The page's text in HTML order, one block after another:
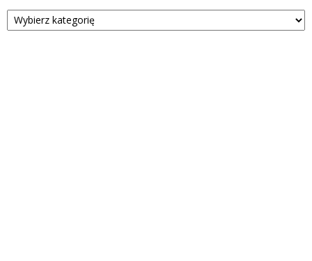
Kategorie